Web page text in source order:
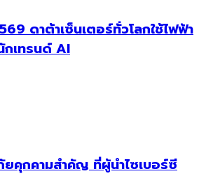
ดาต้าเซ็นเตอร์ทั่วโลกใช้ไฟฟ้า
เทรนด์ AI
คุกคามสำคัญ ที่ผู้นำไซเบอร์ซี